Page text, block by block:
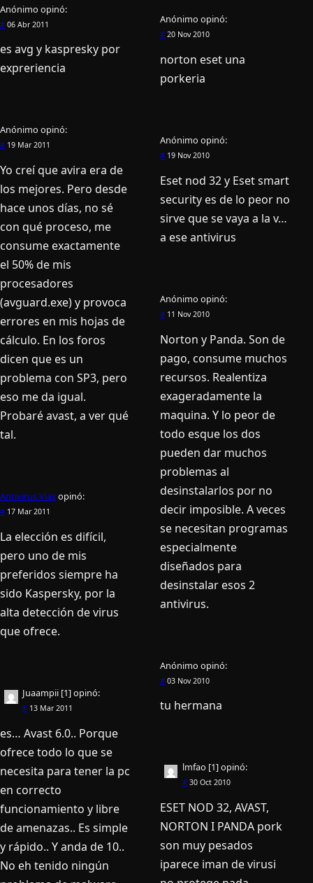
Anónimo opinó:
# 06 Abr 2011
es avg y kaspresky por
expreriencia
Anónimo opinó:
# 19 Mar 2011
Yo creí­ que avira era de
los mejores. Pero desde
hace unos dí­as, no sé
con qué proceso, me
consume exactamente
el 50% de mis
procesadores
(avguard.exe) y provoca
errores en mis hojas de
cálculo. En los foros
dicen que es un
problema con SP3, pero
eso me da igual.
Probaré avast, a ver qué
tal.
Antivirus Viasopinó:
# 17 Mar 2011
La elección es difí­cil,
pero uno de mis
preferidos siempre ha
sido Kaspersky, por la
alta detección de virus
que ofrece.
Juaampii [1]opinó:
# 13 Mar 2011
es… Avast 6.0.. Porque
ofrece todo lo que se
necesita para tener la pc
en correcto
funcionamiento y libre
de amenazas.. Es simple
y rápido.. Y anda de 10..
No eh tenido ningún
Anónimo opinó:
#20 Nov 2010
norton eset una
porkeria
Anónimo opinó:
#19 Nov 2010
Eset nod 32 y Eset smart
security es de lo peor no
sirve que se vaya a la v…
a ese antivirus
Anónimo opinó:
#11 Nov 2010
Norton y Panda. Son de
pago, consume muchos
recursos. Realentiza
exageradamente la
maquina. Y lo peor de
todo esque los dos
pueden dar muchos
problemas al
desinstalarlos por no
decir imposible. A veces
se necesitan programas
especialmente
diseñados para
desinstalar esos 2
antivirus.
Anónimo opinó:
#03 Nov 2010
tu hermana
lmfao [1]opinó:
#30 Oct 2010
ESET NOD 32, AVAST,
NORTON I PANDA pork
son muy pesados
iparece iman de virusi